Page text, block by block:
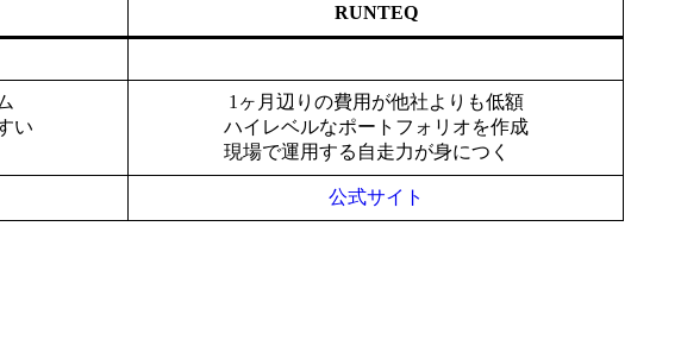
RUNTEQ
い
1ヶ月辺りの費用が他社よりも低額
ハイレベルなポートフォリオを作成
現場で運用する自走力が身につく
公式サイト